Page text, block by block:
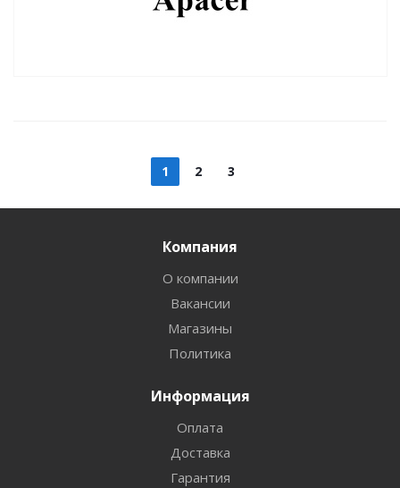
1 2 3
Компания
О компании
Вакансии
Магазины
Политика
Информация
Оплата
Доставка
Гарантия